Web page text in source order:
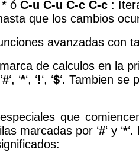
ó C-u C-u C-c C-c :
que los cambios
avanzadas con
de calculos en la
#‘, ‘*‘, ‘!‘, ‘$‘. Tambien se
que
marcadas por ‘#‘ y ‘*